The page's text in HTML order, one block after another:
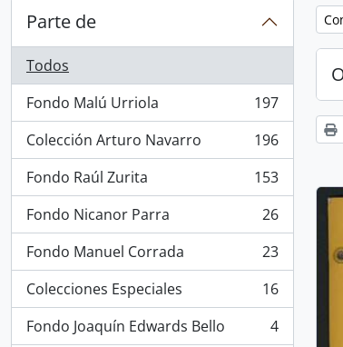
Parte de
Todos
Fondo Malú Urriola
, 197 resultados
197
Colección Arturo Navarro
, 196 resultados
196
Fondo Raúl Zurita
, 153 resultados
153
Fondo Nicanor Parra
, 26 resultados
26
Fondo Manuel Corrada
, 23 resultados
23
Colecciones Especiales
, 16 resultados
16
Fondo Joaquín Edwards Bello
, 4 resultados
4